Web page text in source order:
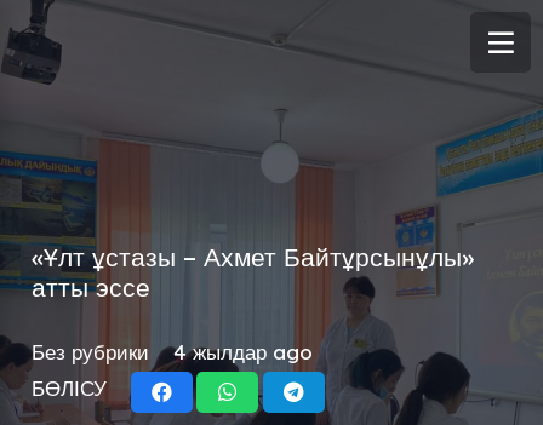
«Ұлт ұстазы – Ахмет Байтұрсынұлы»
атты эссе
Без рубрики
4 жылдар ago
БӨЛІСУ